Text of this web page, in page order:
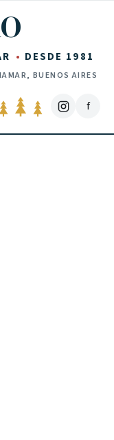
DESDE 1981
BUENOS AIRES
f